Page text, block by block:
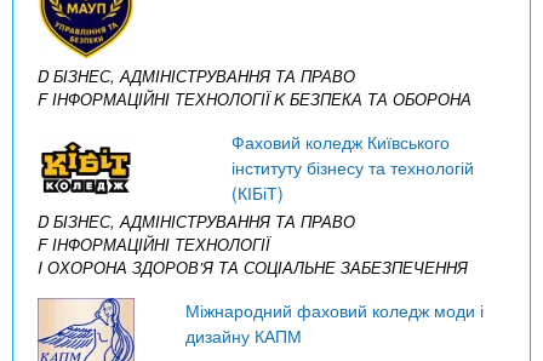
D БІЗНЕС, АДМІНІСТРУВАННЯ ТА ПРАВО
F ІНФОРМАЦІЙНІ ТЕХНОЛОГІЇK БЕЗПЕКА ТА ОБОРОНА
Фаховий коледж Київського
інституту бізнесу та технологій
(КІБіТ)
D БІЗНЕС, АДМІНІСТРУВАННЯ ТА ПРАВО
F ІНФОРМАЦІЙНІ ТЕХНОЛОГІЇ
I ОХОРОНА ЗДОРОВ’Я ТА СОЦІАЛЬНЕ ЗАБЕЗПЕЧЕННЯ
Міжнародний фаховий коледж моди і
дизайну КАПМ